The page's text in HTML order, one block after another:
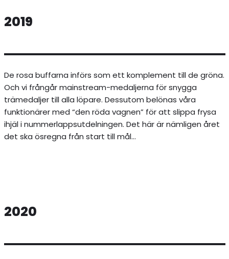
2019
De rosa buffarna införs som ett komplement till de gröna.
Och vi frångår mainstream-medaljerna för snygga
trämedaljer till alla löpare. Dessutom belönas våra
funktionärer med “den röda vagnen” för att slippa frysa
ihjäl i nummerlappsutdelningen. Det här är nämligen året
det ska ösregna från start till mål…
2020